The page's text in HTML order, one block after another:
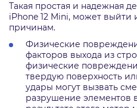
Такая простая и надежная
iPhone 12 Mini, может выйти
причинам.
Физические
факторов выхода из
физические
твердую поверхность
удары могут вызвать
разрушение элементов